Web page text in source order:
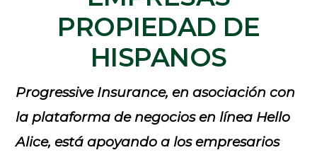
PROPIEDAD DE
HISPANOS
Progressive Insurance, en asociación con
la plataforma de negocios en línea Hello
Alice, está apoyando a los empresarios